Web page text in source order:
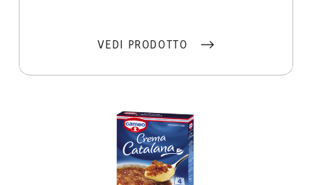
VEDI PRODOTTO